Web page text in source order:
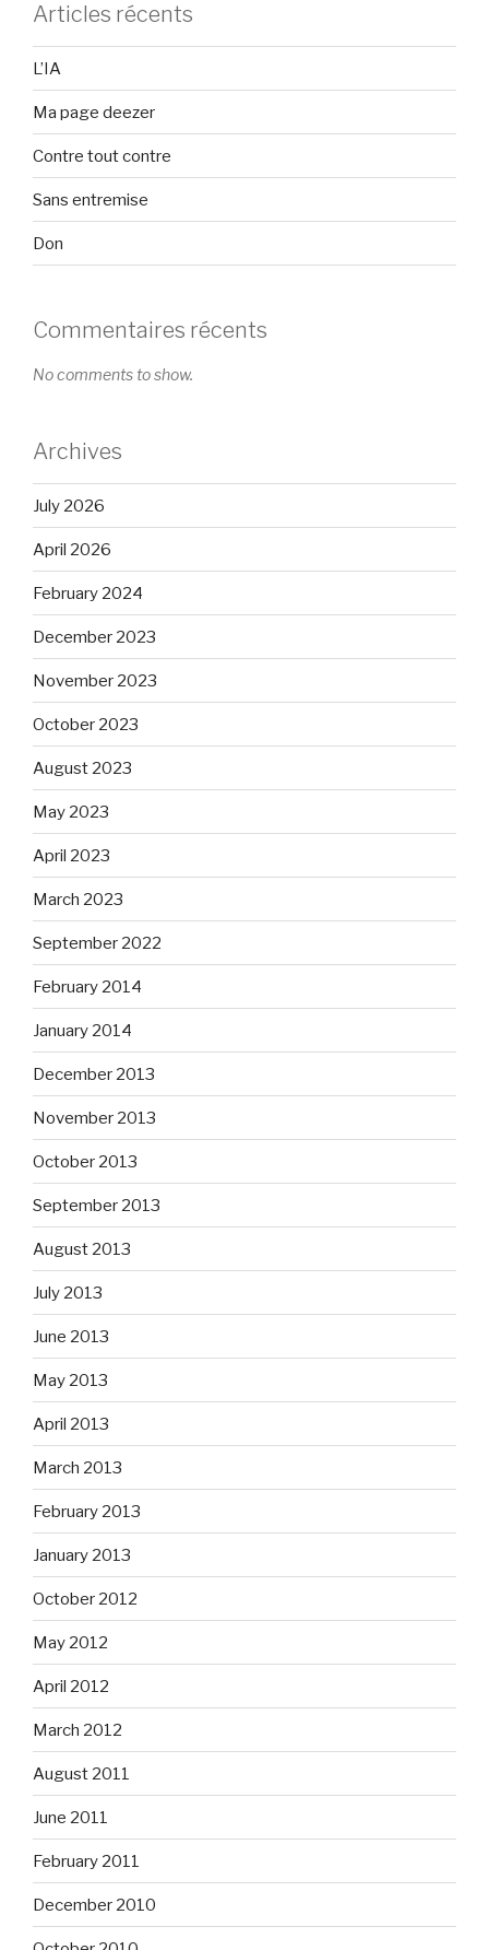
Articles récents
L’IA
Ma page deezer
Contre tout contre
Sans entremise
Don
Commentaires récents
No comments to show.
Archives
July 2026
April 2026
February 2024
December 2023
November 2023
October 2023
August 2023
May 2023
April 2023
March 2023
September 2022
February 2014
January 2014
December 2013
November 2013
October 2013
September 2013
August 2013
July 2013
June 2013
May 2013
April 2013
March 2013
February 2013
January 2013
October 2012
May 2012
April 2012
March 2012
August 2011
June 2011
February 2011
December 2010